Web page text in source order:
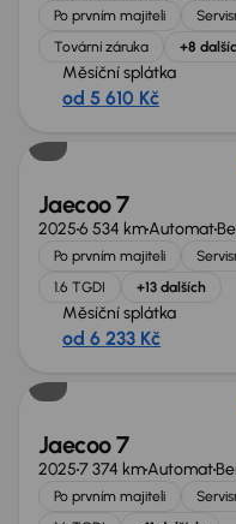
Po prvním majiteli
Tovární záruka
+8
Měsíční splátka
od 5 610 Kč
Ušetříte 110 000 Kč
Jaecoo 7
20256 534 kmAutomat
Po prvním majiteli
1.6 TGDI
+13 dalších
Měsíční splátka
od 6 233 Kč
Jaecoo 7
20257 374 kmAutomat
Po prvním majiteli